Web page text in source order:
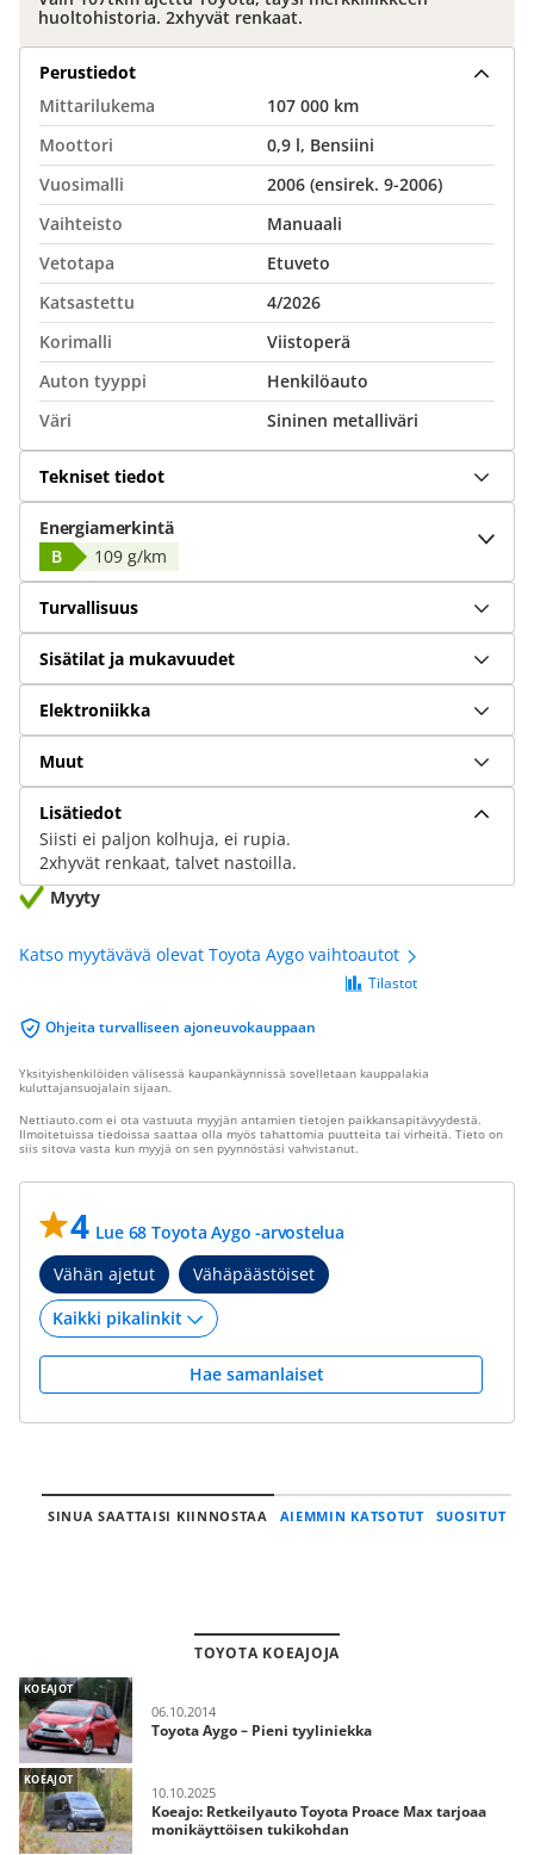
huoltohistoria. 2xhyvät renkaat.
Perustiedot
Mittarilukema
107 000 km
Moottori
0,9 l, Bensiini
Vuosimalli
2006 (ensirek. 9-2006)
Vaihteisto
Manuaali
Vetotapa
Etuveto
Katsastettu
4/2026
Korimalli
Viistoperä
Auton tyyppi
Henkilöauto
Väri
Sininen metalliväri
Tekniset tiedot
Energiamerkintä
B
109 g/km
Turvallisuus
Sisätilat ja mukavuudet
Elektroniikka
Muut
Lisätiedot
Siisti ei paljon kolhuja, ei rupia.
2xhyvät renkaat, talvet nastoilla.
Myyty
Katso myytävävä olevat Toyota Aygo vaihtoautot
Ohjeita turvalliseen ajoneuvokauppaan
Tilastot
Yksityishenkilöiden välisessä kaupankäynnissä sovelletaan kauppalakia
kuluttajansuojalain sijaan.
Nettiauto.com ei ota vastuuta myyjän antamien tietojen paikkansapitävyydestä.
Ilmoitetuissa tiedoissa saattaa olla myös tahattomia puutteita tai virheitä. Tieto on
siis sitova vasta kun myyjä on sen pyynnöstäsi vahvistanut.
4 Lue 68 Toyota Aygo -arvostelua
Vähän ajetut
Vähäpäästöiset
Hae samanlaiset
SINUA SAATTAISI KIINNOSTAA AIEMMIN KATSOTUT SUOSITUT
TOYOTA KOEAJOJA
KOEAJOT
06.10.2014
Toyota Aygo – Pieni tyyliniekka
KOEAJOT
10.10.2025
Koeajo: Retkeilyauto Toyota Proace Max tarjoaa
monikäyttöisen tukikohdan